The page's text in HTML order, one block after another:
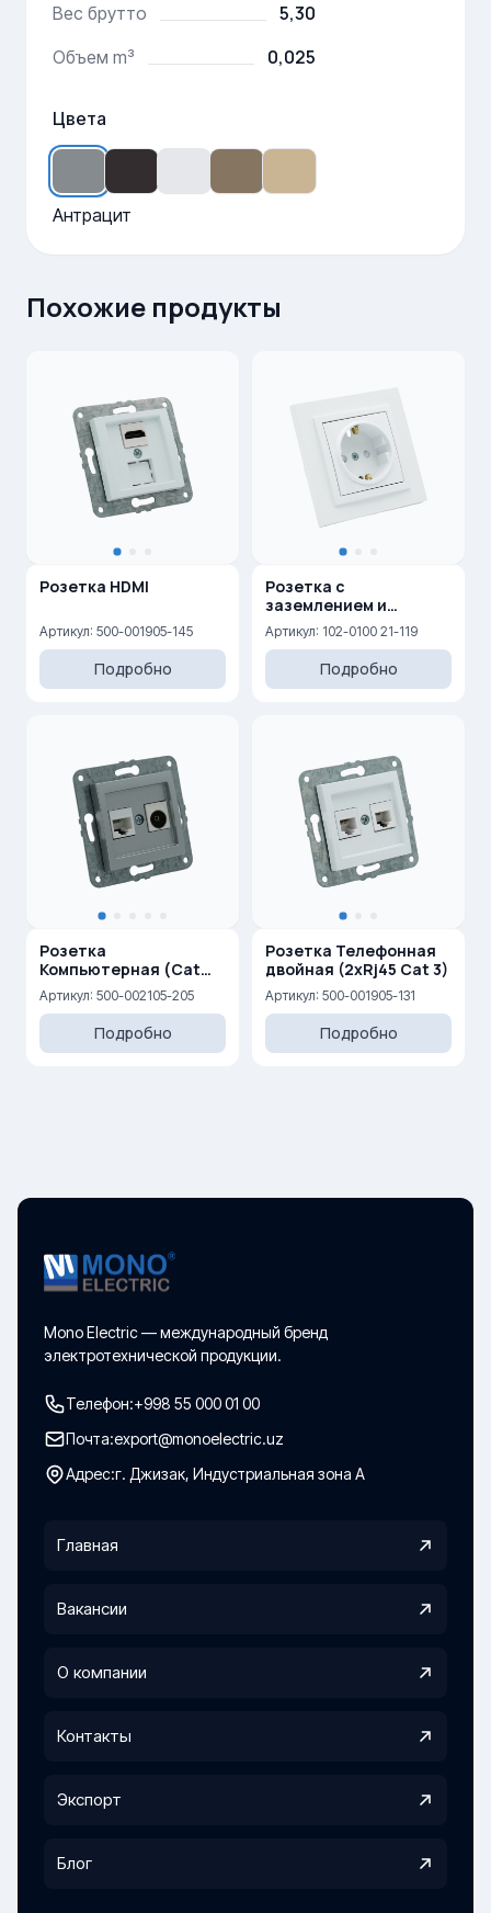
Вес брутто 5,30
Объем m³ 0,025
Цвета
Антрацит
Похожие продукты
Розетка HDMI
Артикул: 500-001905-145
Подробно
Розетка с
заземлением и
защитными шторками
16A, 250 V
Артикул: 102-0100 21-119
Подробно
Розетка
Компьютерная (Cat
6)+ ТВ — Концевая (0,5
dB) (F)
Артикул: 500-002105-205
Подробно
Розетка Телефонная
двойная (2xRj45 Cat 3)
Артикул: 500-001905-131
Подробно
Mono Electric — международный бренд
электротехнической продукции.
Телефон:+998 55 000 01 00
Почта:export@monoelectric.uz
Адрес:г. Джизак, Индустриальная зона А
Главная
Вакансии
О компании
Контакты
Экспорт
Блог